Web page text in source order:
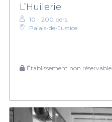
L’Huilerie
10 - 200 pers.
Palais-de-Justice
Établissement non réservable